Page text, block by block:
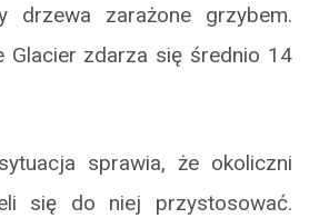
drzewa zarażone grzybem.
Glacier zdarza się średnio 14
sprawia, że okoliczni
się do niej przystosować.